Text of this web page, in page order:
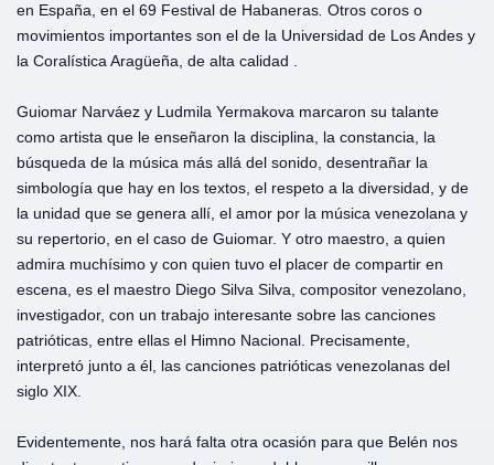
en España, en el 69 Festival de Habaneras Otros coros o
movimientos importantes son el de la Universidad de Los Andes y
la Coralística Aragüeña, de alta calidad .
Guiomar Narváez y Ludmila Yermakova marcaron su talante
como artista que le enseñaron la disciplina, la constancia, la
búsqueda de la música más allá del sonido, desentrañar la
simbología que hay en los textos, el respeto a la diversidad, y de
la unidad que se genera allí, el amor por la música venezolana y
su repertorio, en el caso de Guiomar. Y otro maestro, a quien
admira muchísimo y con quien tuvo el placer de compartir en
escena, es el maestro Diego Silva Silva, compositor venezolano,
investigador, con un trabajo interesante sobre las canciones
patrióticas, entre ellas el Himno Nacional. Precisamente,
interpretó junto a él, las canciones patrióticas venezolanas del
siglo XIX.
Evidentemente, nos hará falta otra ocasión para que Belén nos